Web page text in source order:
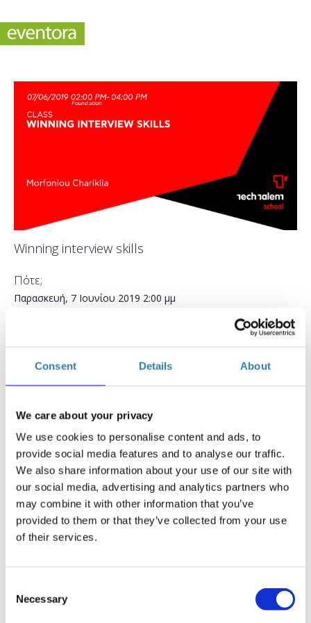
Consent Details About
We care about your privacy
We use cookies to personalise content and ads, to
provide social media features and to analyse our traffic.
We also share information about your use of our site with
our social media, advertising and analytics partners who
may combine it with other information that you’ve
provided to them or that they’ve collected from your use
of their services.
Selection
Necessary
Winning interview skills
Πότε;
Παρασκευή, 7 Ιουνίου 2019 2:00 μμ
Found.ation, Αθήνα
Στο σεμινάριο οι συμμετέχοντες θα διδαχθούν τις
κατάλληλες δεξιότητες συνέντευξης που θα τους
συμβουλές και στρατηγικές που θα τους προετοιμάσουν
για μια επιτυχημένη συνέντευξη.